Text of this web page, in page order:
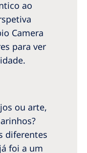
ao
Camera
para ver
ou arte,
diferentes
foi a um